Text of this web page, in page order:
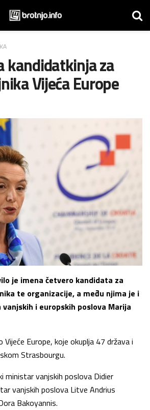
kandidatkinja za
Vijeća Europe
je imena četvero kandidata za
te organizacije, a među njima je i
i europskih poslova Marija
Europe, koje okuplja 47 država i
Strasbourgu.
ministar vanjskih poslova Didier
vanjskih poslova Litve Andrius
Bakoyannis.